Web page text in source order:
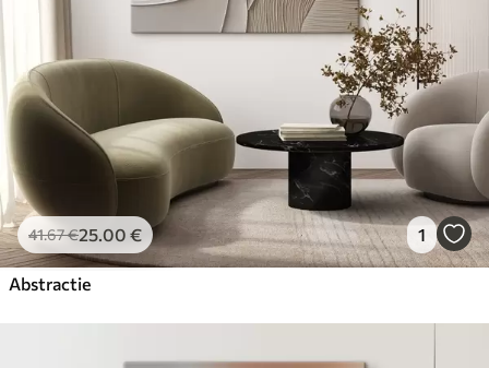
41.67€25.00 € 1
Abstractie